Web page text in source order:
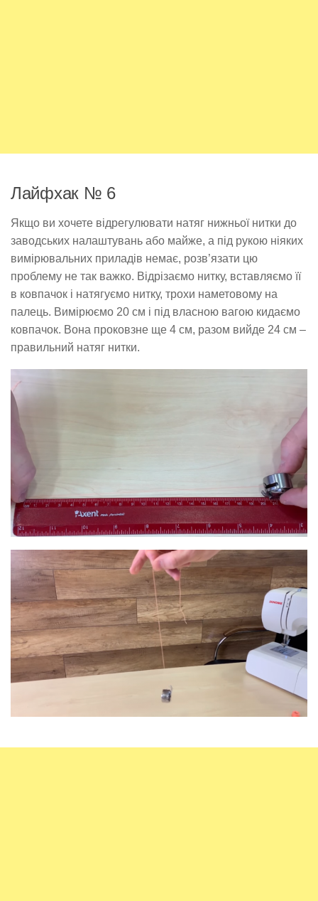
Лайфхак № 6
Якщо ви хочете відрегулювати натяг нижньої нитки до
заводських налаштувань або майже, а під рукою ніяких
вимірювальних приладів немає, розв’язати цю
проблему не так важко. Відрізаємо нитку, вставляємо її
в ковпачок і натягуємо нитку, трохи наметовому на
палець. Вимірюємо 20 см і під власною вагою кидаємо
ковпачок. Вона проковзне ще 4 см, разом вийде 24 см –
правильний натяг нитки.